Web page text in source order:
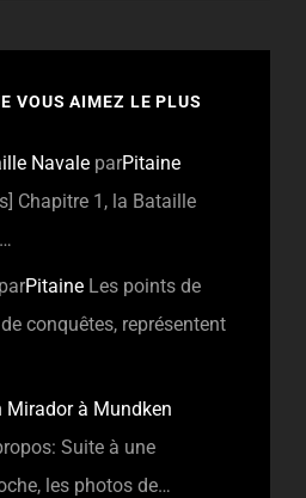
VOUS AIMEZ LE PLUS
Navale parPitaine
Chapitre 1, la Bataille
parPitaine Les points de
conquêtes, représentent
Mirador à Mundken
Suite à une
les photos de…